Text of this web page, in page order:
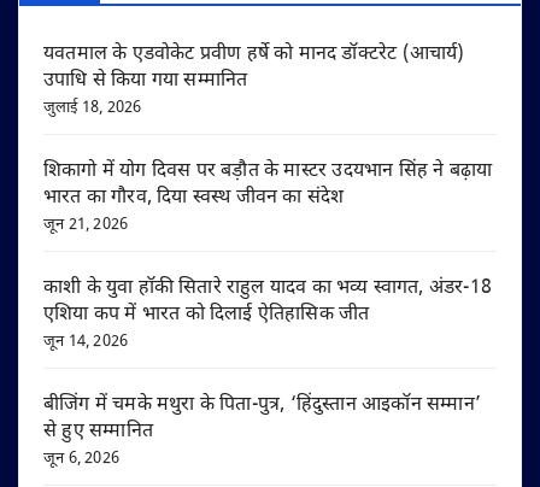
यवतमाल के एडवोकेट प्रवीण हर्षे को मानद डॉक्टरेट (आचार्य)
उपाधि से किया गया सम्मानित
जुलाई 18, 2026
शिकागो में योग दिवस पर बड़ौत के मास्टर उदयभान सिंह ने बढ़ाया
भारत का गौरव, दिया स्वस्थ जीवन का संदेश
जून 21, 2026
काशी के युवा हॉकी सितारे राहुल यादव का भव्य स्वागत, अंडर-18
एशिया कप में भारत को दिलाई ऐतिहासिक जीत
जून 14, 2026
बीजिंग में चमके मथुरा के पिता-पुत्र, ‘हिंदुस्तान आइकॉन सम्मान’
से हुए सम्मानित
जून 6, 2026